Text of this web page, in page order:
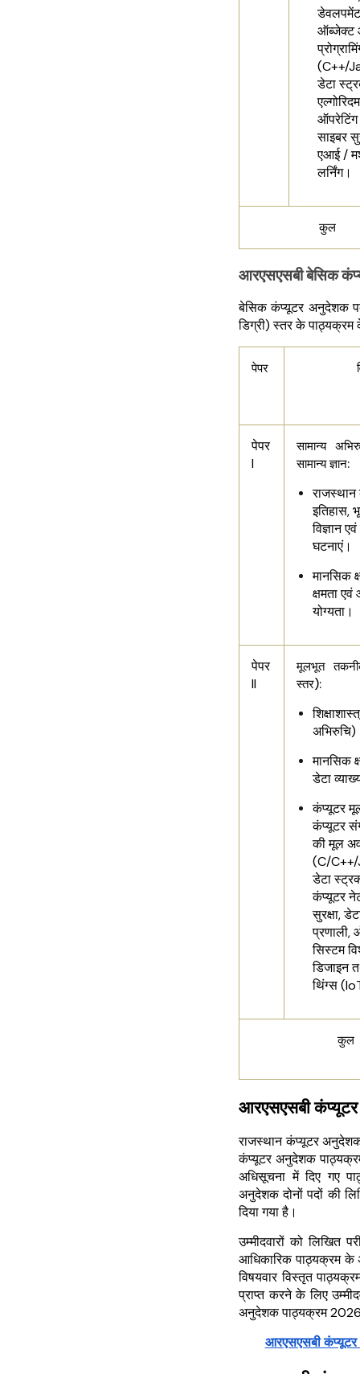
ऑब्जेक्ट
(C++/
डेटा
ऑपरेटिंग
साइबर
एआई /
लर्निंग।
कुल
आरएसएसबी बेसिक
बेसिक कंप्यूटर अनुदेशक
डिग्री) स्तर के
पेपर
पेपर
I
सामान्य
सामान्य ज्ञान:
इतिहास,
विज्ञान
घटनाएं।
मानसिक
क्षमता
योग्यता।
पेपर
II
मूलभूत
स्तर):
मानसिक
डेटा
कंप्यूटर
कंप्यूटर
की मूल
(C/
डेटा
कंप्यूटर
सुरक्षा,
प्रणाली,
सिस्टम
डिजाइन
थिंग्स
कुल
आरएसएसबी
राजस्थान कंप्यूटर अनुदेशक
कंप्यूटर अनुदेशक
अधिसूचना में दिए गए
अनुदेशक दोनों पदों की
दिया गया है।
उम्मीदवारों को लिखित
आधिकारिक पाठ्यक्रम के
विषयवार विस्तृत
प्राप्त करने के लिए
अनुदेशक पाठ्यक्रम
आरएसएसबी